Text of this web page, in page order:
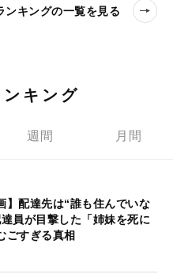
ンキングの一覧を見る
キング
週間 月間
】配達先は“誰も住んでいな
員が目撃した「姉妹を死に
ごすぎる真相